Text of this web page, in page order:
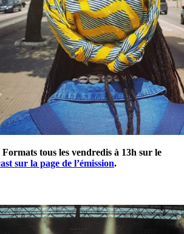
tous les vendredis à 13h sur le
sur la page de l’émission.